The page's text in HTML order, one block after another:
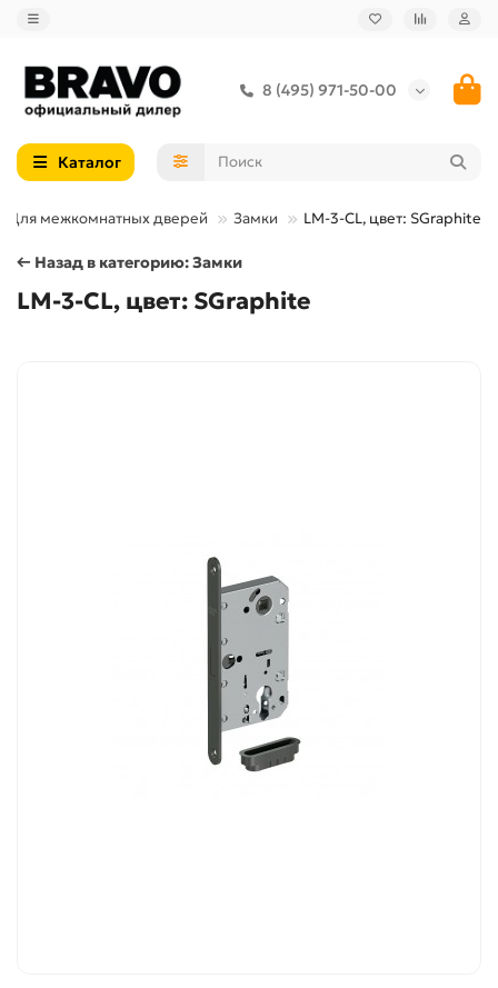
8 (495) 971-50-00
Каталог
Для межкомнатных дверей Замки LM-3-CL, цвет: SGraphite
← Назад в категорию: Замки
LM-3-CL, цвет: SGraphite